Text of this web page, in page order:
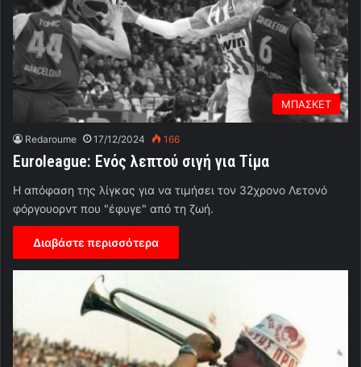
ΜΠΑΣΚΕΤ
Redaroume 17/12/2024 166
Euroleague: Ενός λεπτού σιγή για Τίμα
Η απόφαση της λίγκας για να τιμήσει τον 32χρονο Λετονό
φόργουορντ που "έφυγε" από τη ζωή.
Διαβάστε περισσότερα